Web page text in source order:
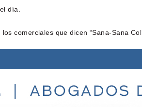
día.
comerciales que dicen “Sana-Sana